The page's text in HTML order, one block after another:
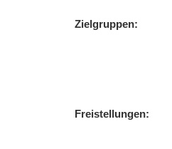
Zielgruppen
Freistellungen